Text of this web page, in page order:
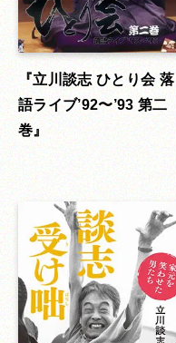
立川談志 ひとり会 落
語ライブ’92〜’93 第二
巻